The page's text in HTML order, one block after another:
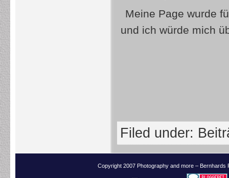
Meine Page wurde
und ich würde mich
Filed under:
Copyright 2007 Photography and more –